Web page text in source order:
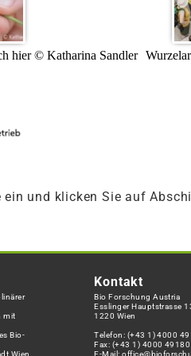
hier © Katharina Sandler
und klicken Sie auf
mit
Bio-
Wien.
Kontakt
Bio Forschung Austria
Esslinger Hauptstrasse
1220 Wien
Telefon: (+43 1) 4000
Fax: (+43 1) 4000 49180
E-Mail: